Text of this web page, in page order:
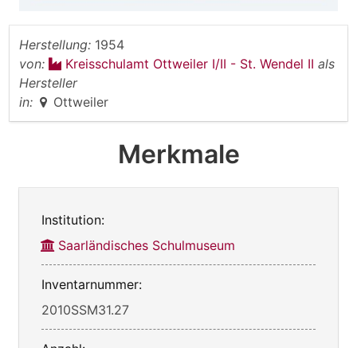
Herstellung: 1954
von:
Kreisschulamt Ottweiler I/II - St. Wendel II als
Hersteller
in:
Ottweiler
Merkmale
Institution:
Saarländisches Schulmuseum
Inventarnummer:
2010SSM31.27